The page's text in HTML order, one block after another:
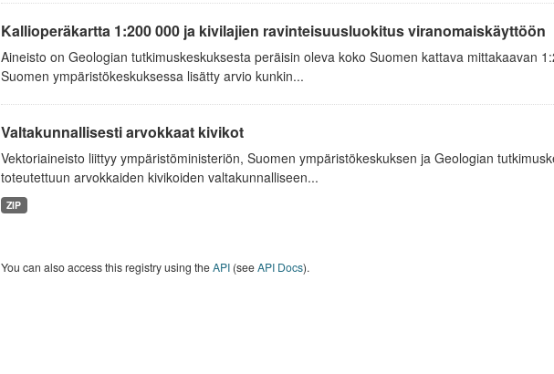
Kallioperäkartta 1:200 000 ja kivilajien ravinteisuusluokitus viranomaiskäyttöön
Aineisto on Geologian tutkimuskeskuksesta peräisin oleva koko Suomen kattava mittakaavan
Suomen ympäristökeskuksessa lisätty arvio kunkin...
Valtakunnallisesti arvokkaat kivikot
Vektoriaineisto liittyy ympäristöministeriön, Suomen ympäristökeskuksen ja Geologian
toteutettuun arvokkaiden kivikoiden valtakunnalliseen...
ZIP
You can also access this registry using theAPI(seeAPI Docs).